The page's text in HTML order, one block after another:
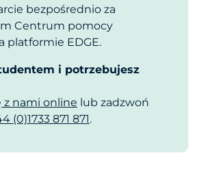
bezpośrednio za
Centrum pomocy
platformie EDGE.
i potrzebujesz
nami online lub zadzwoń
(0)1733 871 871.